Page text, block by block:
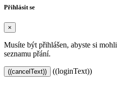
Přihlásit se
×
Musíte být přihlášen, abyste si
seznamu přání.
((cancelText)) ((loginText))